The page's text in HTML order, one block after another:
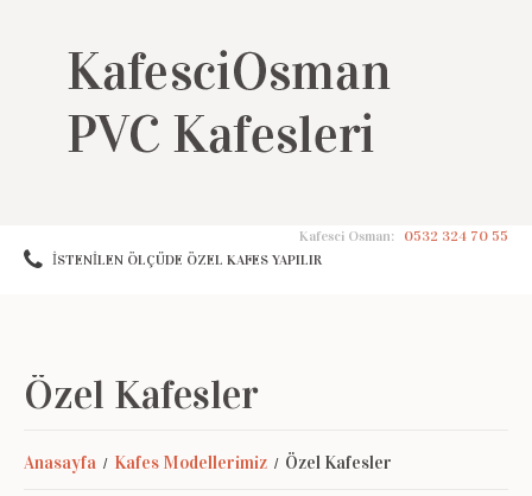
0532 324 70 55
Kafesci Osman:
İSTENİLEN ÖLÇÜDE ÖZEL KAFES YAPILIR
Özel Kafesler
Anasayfa Kafes Modellerimiz Özel Kafesler